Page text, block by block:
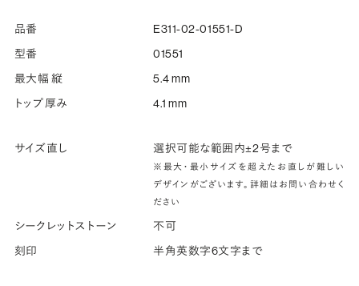
品番
E311-02-01551-D
型番
01551
最大幅 縦
5.4 mm
トップ厚み
4.1 mm
サイズ直し 選択可能な範囲内±2号まで
※最大・最小サイズを超えたお直しが難しい
デザインがございます。詳細はお問い合わせく
ださい
シークレットストーン
不可
刻印
半角英数字6文字まで